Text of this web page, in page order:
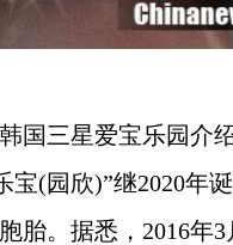
国三星爱宝乐园介
(园欣)”继2020年
胎。据悉，2016年3